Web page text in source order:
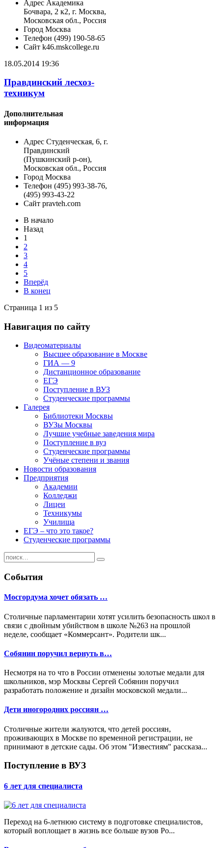
Адрес Академика
Бочвара, 2 к2, г. Москва,
Московская обл., Россия
Город Москва
Телефон (499) 190-58-65
Сайт k46.mskcollege.ru
18.05.2014 19:36
Правдинский лесхоз-
техникум
Дополнительная
информация
Адрес Студенческая, 6, г.
Правдинский
(Пушкинский р-он),
Московская обл., Россия
Город Москва
Телефон (495) 993-38-76,
(495) 993-43-22
Сайт pravteh.com
В начало
Назад
1
2
3
4
5
Вперёд
В конец
Страница 1 из 5
Навигация по сайту
Видеоматериалы
Высшее образование в Москве
ГИА — 9
Дистанционное образование
ЕГЭ
Поступление в ВУЗ
Студенческие программы
Галерея
Библиотеки Москвы
ВУЗы Москвы
Лучшие учебные заведения мира
Поступление в вуз
Студенческие программы
Учёные степени и звания
Новости образования
Предприятия
Академии
Колледжи
Лицеи
Техникумы
Училища
ЕГЭ – что это такое?
Студенческие программы
События
Мосгордума хочет обязать …
Столичные парламентарии хотят усилить безопасность школ в
связи с двойным убийством в школе №263 на прошлой
неделе, сообщает «Коммерсант». Родители шк...
Собянин поручил вернуть в…
Несмотря на то что в России отменены золотые медали для
школьников, мэр Москвы Сергей Собянин поручил
разработать положение и дизайн московской медали...
Дети иногородних россиян …
Столичные жители жалуются, что детей россиян,
проживающих в Москве по временной регистрации, не
принимают в детские сады. Об этом "Известиям" рассказа...
Поступление в ВУЗ
6 лет для специалиста
Переход на 6-летнюю систему в подготовке специалистов,
который воплощает в жизнь все больше вузов Ро...